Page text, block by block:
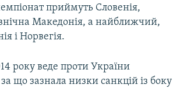
приймуть Словенія,
Македонія, а найближчий,
і Норвегія.
року веде проти України
що зазнала низки санкцій із боку